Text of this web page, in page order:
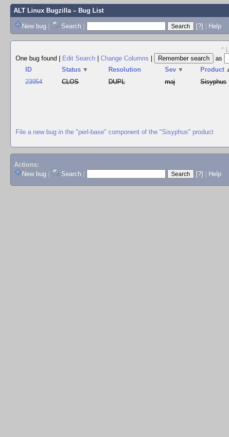
ALT Linux Bugzilla– Bug List
New bug | Search | [?] | Help
*
One bug found
Edit Search Change Columns
as
ID
Status ▼ Resolution Sev ▼ Product
23954
CLOS DUPL maj Sisyphus
File a new bug in the "perl-base" component of the "Sisyphus" product
Actions:
New bug
Search [?] Help